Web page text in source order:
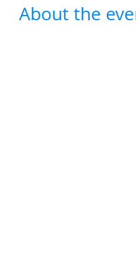
About the